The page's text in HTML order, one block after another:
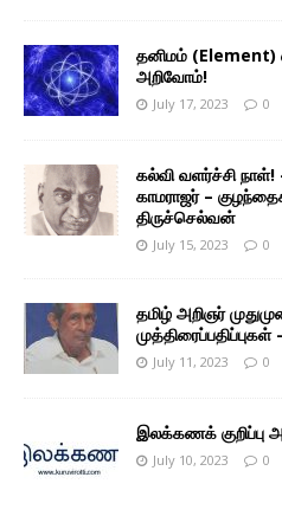
தனிமம் (Element)
அறிவோம்!
July 17, 2023 0
கல்வி வளர்ச்சி
காமராஜர் –
திருச்செல்வன்
July 15, 2023 0
தமிழ் அறிஞர்
July 11, 2023 0
இலக்கணக் குறிப்பு
July 10, 2023 0